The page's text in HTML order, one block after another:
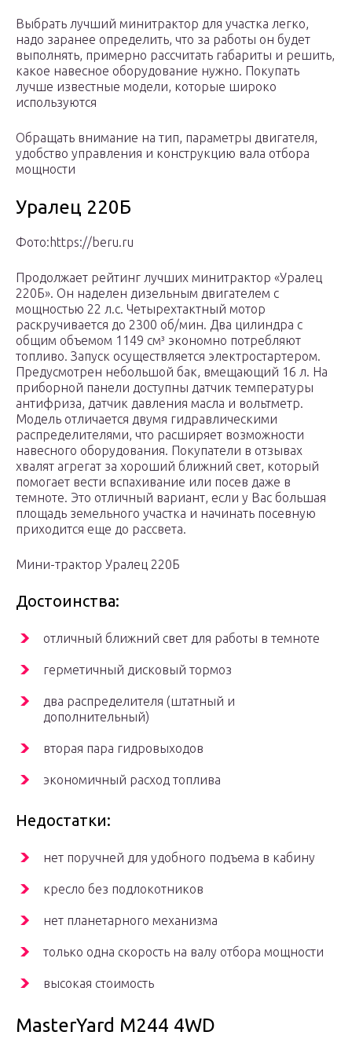
Выбрать лучший минитрактор для участка легко,
надо заранее определить, что за работы он будет
выполнять, примерно рассчитать габариты и решить,
какое навесное оборудование нужно. Покупать
лучше известные модели, которые широко
используются
Обращать внимание на тип, параметры двигателя,
удобство управления и конструкцию вала отбора
мощности
Уралец 220Б
​Фото:https://beru.ru
Продолжает рейтинг лучших минитрактор «Уралец
220Б». Он наделен дизельным двигателем с
мощностью 22 л.с. Четырехтактный мотор
раскручивается до 2300 об/мин. Два цилиндра с
общим объемом 1149 см³ экономно потребляют
топливо. Запуск осуществляется электростартером.
Предусмотрен небольшой бак, вмещающий 16 л. На
приборной панели доступны датчик температуры
антифриза, датчик давления масла и вольтметр.
Модель отличается двумя гидравлическими
распределителями, что расширяет возможности
навесного оборудования. Покупатели в отзывах
хвалят агрегат за хороший ближний свет, который
помогает вести вспахивание или посев даже в
темноте. Это отличный вариант, если у Вас большая
площадь земельного участка и начинать посевную
приходится еще до рассвета.
Мини-трактор Уралец 220Б
Достоинства:
отличный ближний свет для работы в темноте
герметичный дисковый тормоз
два распределителя (штатный и
дополнительный)
вторая пара гидровыходов
экономичный расход топлива
Недостатки:
нет поручней для удобного подъема в кабину
кресло без подлокотников
нет планетарного механизма
только одна скорость на валу отбора мощности
высокая стоимость
MasterYard M244 4WD